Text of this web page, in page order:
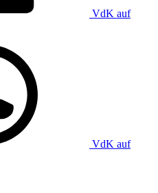
VdK auf
VdK auf